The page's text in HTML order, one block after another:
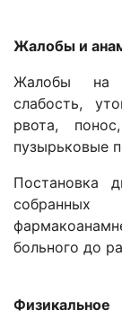
Жалобы и
Жалобы на
слабость,
рвота,
пузырьковые
Постановка
больного до